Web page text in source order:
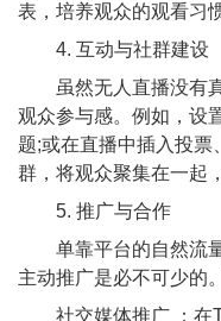
表，培养观众的观看习惯
4. 互动与社群建设
虽然无人直播没有真
观众参与感。例如，设
题;或在直播中插入投票
群，将观众聚集在一起
5. 推广与合作
单靠平台的自然流量
主动推广是必不可少的
社交媒体推广 ：在